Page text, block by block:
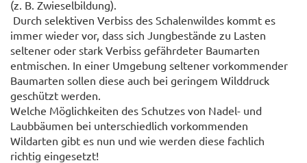
(z. B. Zwieselbildung).
Durch selektiven Verbiss des Schalenwildes kommt es
immer wieder vor, dass sich Jungbestände zu Lasten
seltener oder stark Verbiss gefährdeter Baumarten
entmischen. In einer Umgebung seltener vorkommender
Baumarten sollen diese auch bei geringem Wilddruck
geschützt werden.
Welche Möglichkeiten des Schutzes von Nadel- und
Laubbäumen bei unterschiedlich vorkommenden
Wildarten gibt es nun und wie werden diese fachlich
richtig eingesetzt!